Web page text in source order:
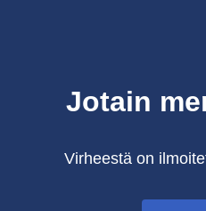
Jotain
Virheestä on